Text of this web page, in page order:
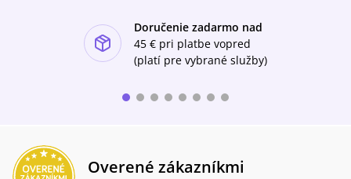
Doručenie zadarmo nad
45 € pri platbe vopred
(platí pre vybrané služby)
Overené zákazníkmi